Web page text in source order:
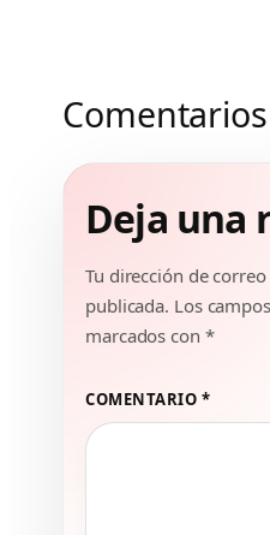
Comentarios
Deja una
Tu dirección de
publicada. Los
marcados con *
COMENTARIO *